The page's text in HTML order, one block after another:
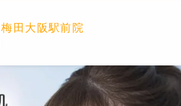
田大阪駅前院